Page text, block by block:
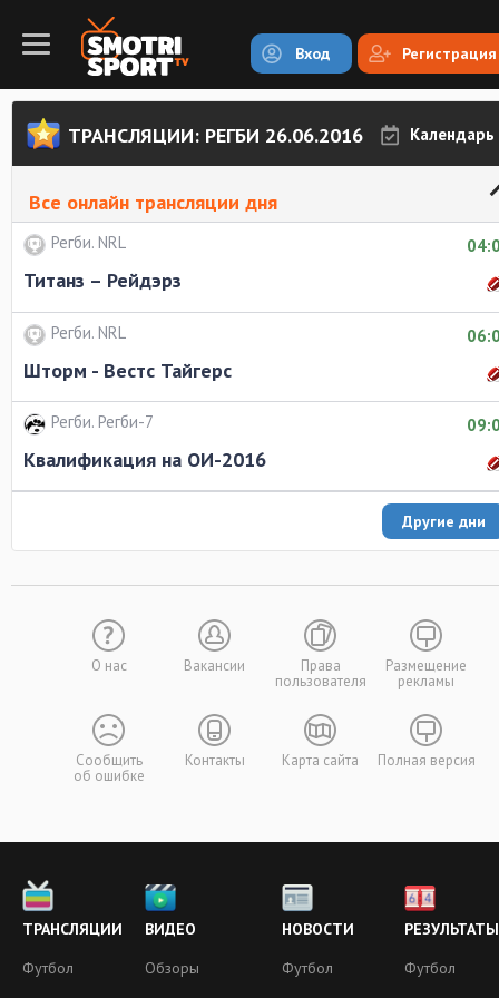
Вход Регистрация
ТРАНСЛЯЦИИ: РЕГБИ 26.06.2016 Календарь
Все онлайн трансляции дня
Регби. NRL
Титанз – Рейдэрз
Регби. NRL
Шторм - Вестс Тайгерс
Регби. Регби-7
Квалификация на ОИ-2016
Другие дни
О нас Вакансии
Права
пользователя
Размещение
рекламы
Сообщить
об ошибке
Контакты Карта сайта Полная версия
ТРАНСЛЯЦИИ
Футбол
ВИДЕО
Обзоры
НОВОСТИ
Футбол
РЕЗУЛЬТАТЫ
Футбол